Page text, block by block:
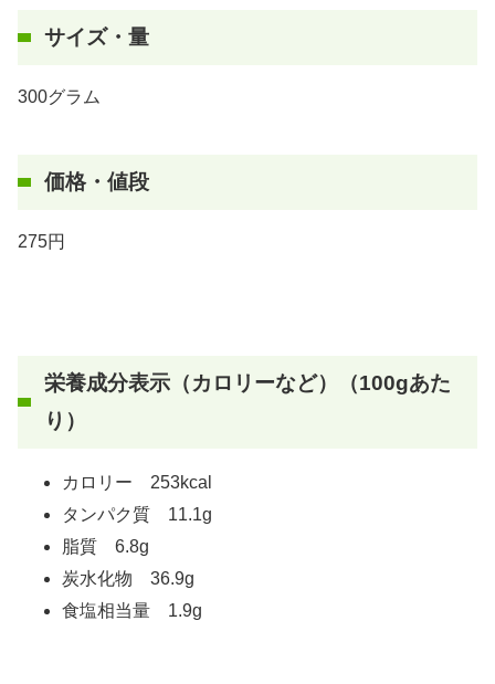
サイズ・量
300グラム
価格・値段
275円
栄養成分表示（カロリーなど）（100gあた
り）
カロリー 253kcal
タンパク質 11.1g
脂質 6.8g
炭水化物 36.9g
食塩相当量 1.9g